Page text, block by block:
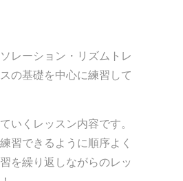
レーション・リズムトレ
の基礎を中心に練習して
いくレッスン内容です。
習できるように順序よく
を繰り返しながらのレッ